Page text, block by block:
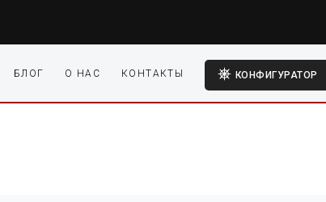
БЛОГ О НАС КОНТАКТЫ КОНФИГУРАТОР